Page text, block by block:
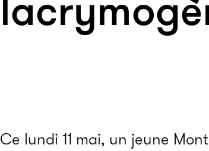
Ce lundi 11 mai, un jeune